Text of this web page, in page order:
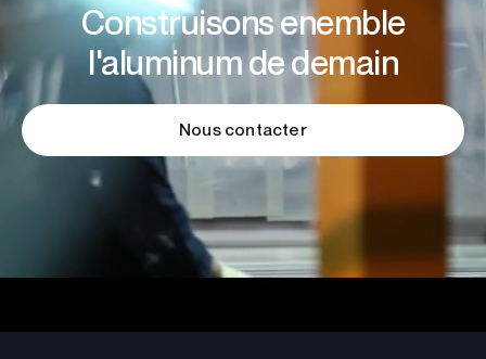
Construisons enemble
l'aluminum de demain
Nous contacter